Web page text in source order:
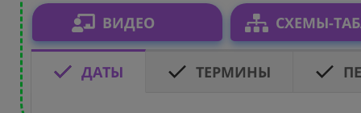
ВИДЕО СХЕМЫ-
ДАТЫ ТЕРМИНЫ